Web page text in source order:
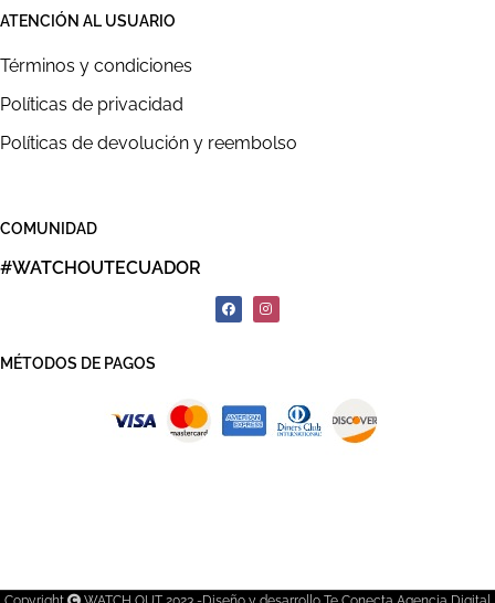
ATENCIÓN AL USUARIO
Términos y condiciones
Políticas de privacidad
Políticas de devolución y reembolso
COMUNIDAD
#WATCHOUTECUADOR
MÉTODOS DE PAGOS